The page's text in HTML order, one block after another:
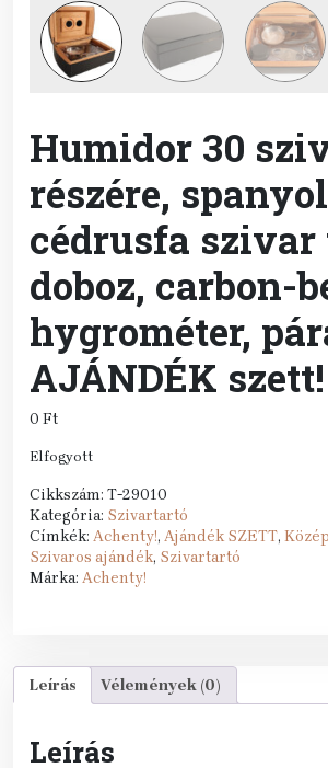
Humidor 30
részére, spanyol
cédrusfa szivar
doboz, carbon-
hygrométer,
AJÁNDÉK szett!
0 Ft
Elfogyott
Cikkszám: T-29010
Kategória: Szivartartó
Címkék: Achenty!, Ajándék SZETT,
Szivaros ajándék, Szivartartó
Márka: Achenty!
Leírás Vélemények (0)
Leírás